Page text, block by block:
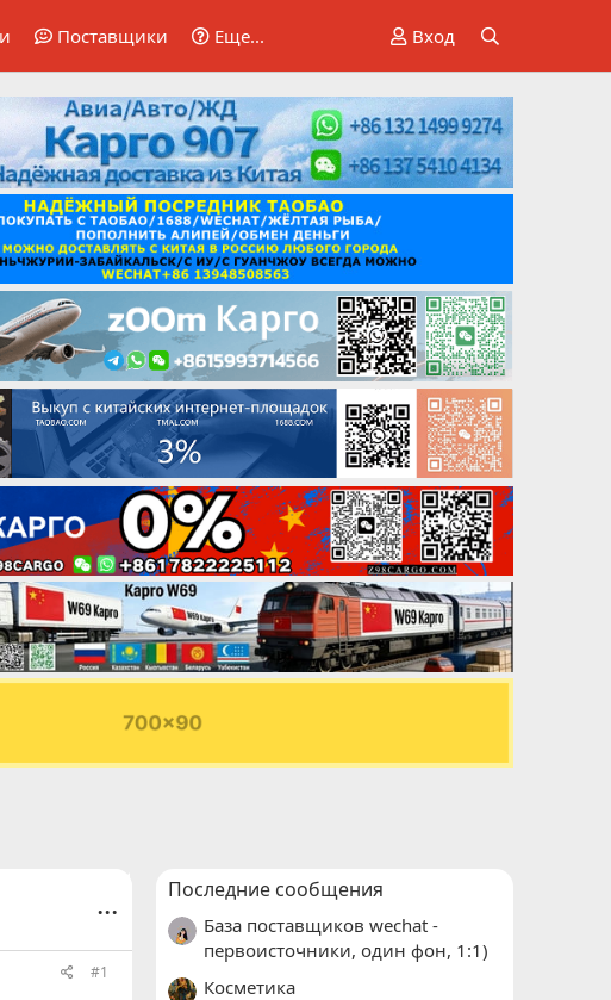
Поставщики Еще... Вход
...
#1
Последние сообщения
База поставщиков wechat -
первоисточники, один фон, 1:1)
Косметика